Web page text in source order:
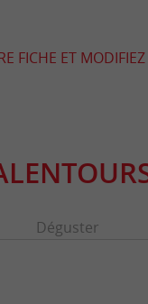
FICHE ET
Déguster